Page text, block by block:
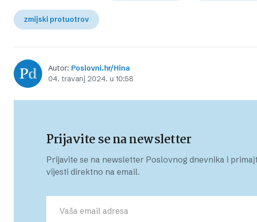
zmijski protuotrov
Autor: Poslovni.hr/Hina
04. travanj 2024. u 10:58
Prijavite se na newsletter
Prijavite se na newsletter Poslovnog dnevnika i
vijesti direktno na email.